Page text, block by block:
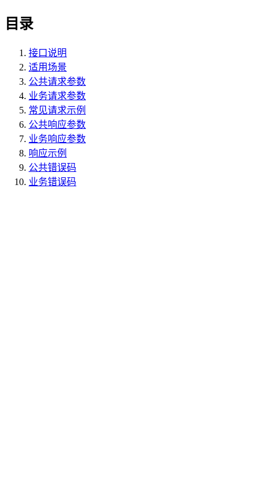
目录
接口说明
适用场景
公共请求参数
业务请求参数
常见请求示例
公共响应参数
业务响应参数
响应示例
公共错误码
业务错误码